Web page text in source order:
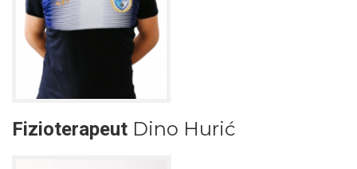
Fizioterapeut Dino Hurić